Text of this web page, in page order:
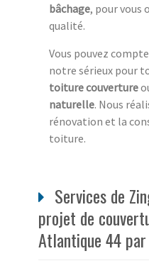
bâchage, pour vous
qualité.
Vous pouvez
notre sérieux pour
toiture couverture
naturelle. Nous
rénovation et la
toiture.
Services de
projet de
Atlantique 44